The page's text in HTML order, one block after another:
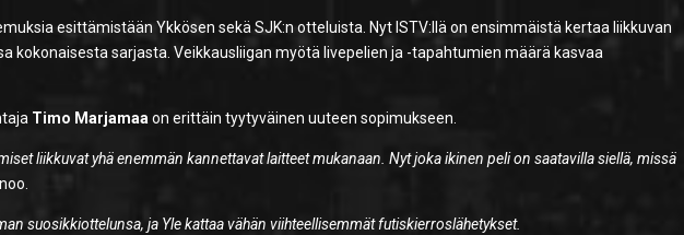
esittämistään Ykkösen sekä SJK:n otteluista. Nyt ISTV:llä on ensimmäistä kertaa liikkuvan
kokonaisesta sarjasta. Veikkausliigan myötä livepelien ja -tapahtumien määrä kasvaa
Timo Marjamaaon erittäin tyytyväinen uuteen sopimukseen.
liikkuvat yhä enemmän kannettavat laitteet mukanaan. Nyt joka ikinen peli on saatavilla siellä, missä
suosikkiottelunsa, ja Yle kattaa vähän viihteellisemmät futiskierroslähetykset.